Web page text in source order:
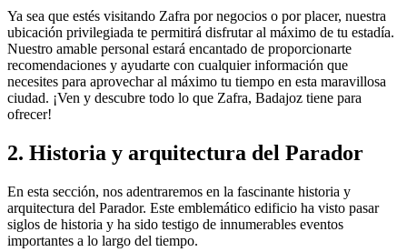
Ya sea que estés visitando Zafra por negocios o por placer, nuestra
ubicación privilegiada te permitirá disfrutar al máximo de tu estadía.
Nuestro amable personal estará encantado de proporcionarte
recomendaciones y ayudarte con cualquier información que
necesites para aprovechar al máximo tu tiempo en esta maravillosa
ciudad. ¡Ven y descubre todo lo que Zafra, Badajoz tiene para
ofrecer!
2. Historia y arquitectura del Parador
En esta sección, nos adentraremos en la fascinante historia y
arquitectura del Parador. Este emblemático edificio ha visto pasar
siglos de historia y ha sido testigo de innumerables eventos
importantes a lo largo del tiempo.